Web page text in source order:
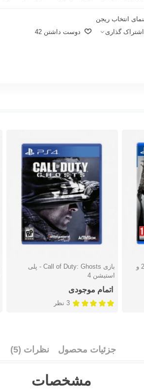
انتخاب ریجن
اشتراک گذاری
دوست داشتن 42
بازی Call Of Duty: WWII ریجن 2 و
دوست داشتن
بازی Call of Duty: Ghosts - پلی
استیشن 4
اتمام موجودی
3 نظر
جزئیات محصول نظرات (5)
مشخصات